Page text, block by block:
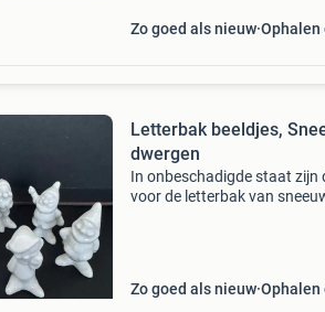
Zo goed als nieuw Ophalen
Letterbak beeldjes,
dwergen
In onbeschadigde staat zijn
voor de letterbak van
Zo goed als nieuw Ophalen